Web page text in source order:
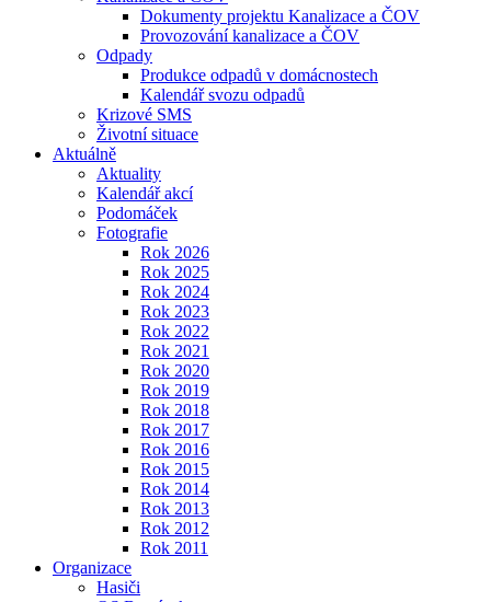
Dokumenty projektu Kanalizace a ČOV
Provozování kanalizace a ČOV
Odpady
Produkce odpadů v domácnostech
Kalendář svozu odpadů
Krizové SMS
Životní situace
Aktuálně
Aktuality
Kalendář akcí
Podomáček
Fotografie
Rok 2026
Rok 2025
Rok 2024
Rok 2023
Rok 2022
Rok 2021
Rok 2020
Rok 2019
Rok 2018
Rok 2017
Rok 2016
Rok 2015
Rok 2014
Rok 2013
Rok 2012
Rok 2011
Organizace
Hasiči